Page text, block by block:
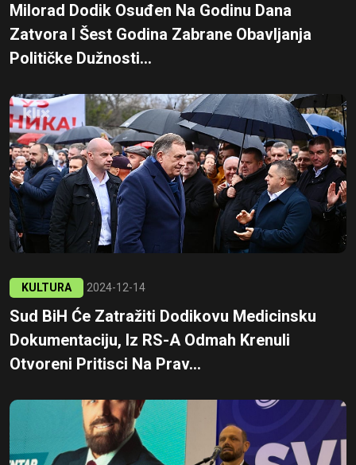
Milorad Dodik Osuđen Na Godinu Dana
Zatvora I Šest Godina Zabrane Obavljanja
Političke Dužnosti...
KULTURA 2024-12-14
Sud BiH Će Zatražiti Dodikovu Medicinsku
Dokumentaciju, Iz RS-A Odmah Krenuli
Otvoreni Pritisci Na Prav...